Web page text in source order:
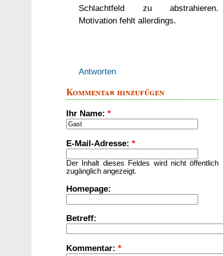
Schlachtfeld zu abstrahieren.
Motivation fehlt allerdings.
Antworten
Kommentar hinzufügen
Ihr Name: *
E-Mail-Adresse: *
Der Inhalt dieses Feldes wird nicht öffentlich
zugänglich angezeigt.
Homepage:
Betreff:
Kommentar: *